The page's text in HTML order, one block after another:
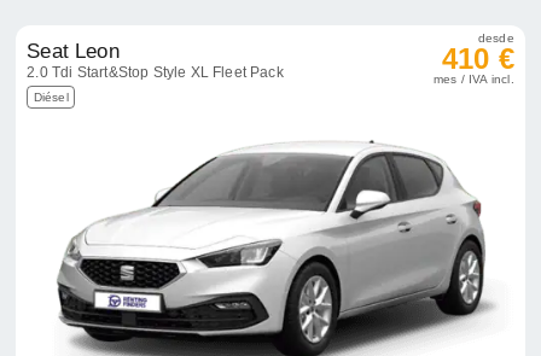
Seat Leon
2.0 Tdi Start&Stop Style XL Fleet Pack
Diésel
desde
410 €
mes / IVA incl.